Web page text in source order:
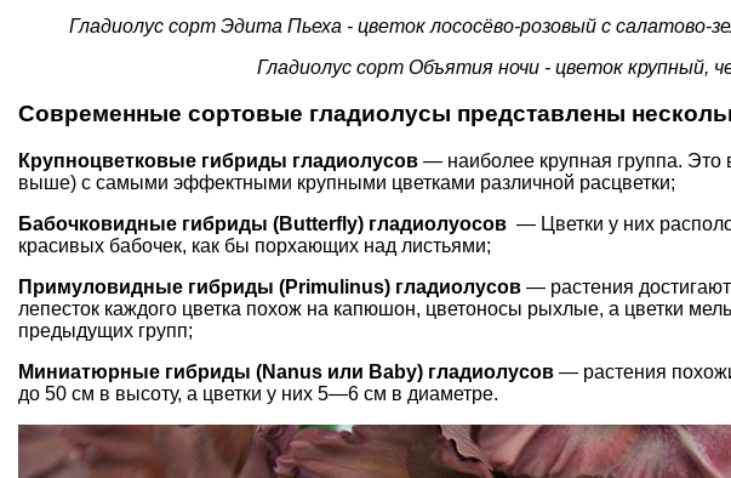
Гладиолус сорт Эдита Пьеха - цветок лососёво-розовый с салатово-
Гладиолус сорт Объятия ночи - цветок крупный,
Современные сортовые гладиолусы представлены
Крупноцветковые гибриды гладиолусов — наиболее крупная группа. Это
выше) с са­мыми эффектными крупными цветками различной расцветки;
Бабочковидные гибриды (Butterfly) гладиолуосов — Цветки у них
красивых бабочек, как бы порхающих над листьями;
Примуловидные гибриды (Primulinus) гладиолусов — растения
лепесток каждого цветка похож на капюшон, цветоно­сы рыхлые, а цветки
предыдущих групп;
Миниатюрные гибриды (Nanus или Baby) гладиолусов — растения
до 50 см в высоту, а цветки у них 5—6 см в диаметре.